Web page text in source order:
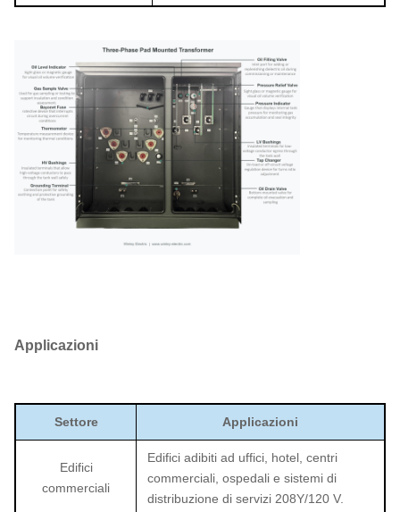
Applicazioni
Settore Applicazioni
Edifici
commerciali
Edifici adibiti ad uffici, hotel, centri
commerciali, ospedali e sistemi di
distribuzione di servizi 208Y/120 V.